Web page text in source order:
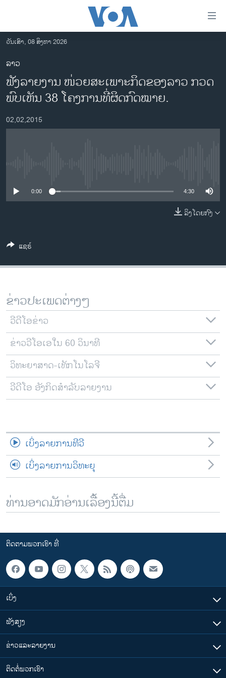
ເຂົ້າ
ຫາ
ຂ້າມ
ຂ້າມ
ຂ້າມ
ໄປ
ຫາ
ຊອກ
ອາເມຣິກາ
ການເລືອກຕັ້ງ ປະທານາທີບໍດີ ສະຫະລັດ 2024
ຂ່າວ​ຈີນ
ຊີວິດຊາວລາວ
ທຸລະກິດ
ພາສາອັງກິດ
ສຽງ
ລາຍການກະຈາຍສຽງ
ລາຍງານ
ຕິດຕາມພວກເຮົາ ທີ່
ພາສາຕ່າງໆ
ວັນເສົາ, 08 ສິງຫາ 2026
ລາວ
ຟັງລາຍງານ ໜ່ວຍ​ສະ​ເພາະ​ກິດຂອງລາວ ​ກວດ​
ພົບເຫັນ 38 ໂຄງການທີ່ຜິດກົດໝາຍ.
02,02,2015
0:00 4:30
ລິງໂດຍກົງ
ແຊຣ໌
ຂ່າວປະເພດຕ່າງໆ
ວີດີໂອຂ່າວ
ຂ່າວວີໂອເອໃນ 60 ວິນາທີ
ວິທະຍາສາດ-ເທັກໂນໂລຈີ
ວີດີໂອ ອັງກິດສຳລັບລາຍງານ
ເບິ່ງລາຍການທີວີ
ເບິ່ງລາຍການວິທະຍຸ
ທ່ານອາດມັກອ່ານເລື້ອງນີ້ຕື່ມ
ຕິດຕາມພວກເຮົາ ທີ່
ເບິ່ງ
ຟັງສຽງ
ຂ່າວແລະລາຍງານ
ຕິດຕໍ່ພວກເຮົາ